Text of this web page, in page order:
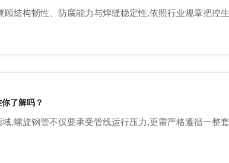
结构韧性、防腐能力与焊缝稳定性,依照行业规章把控
了解吗？
,螺旋钢管不仅要承受管线运行压力,更需严格遵循一整